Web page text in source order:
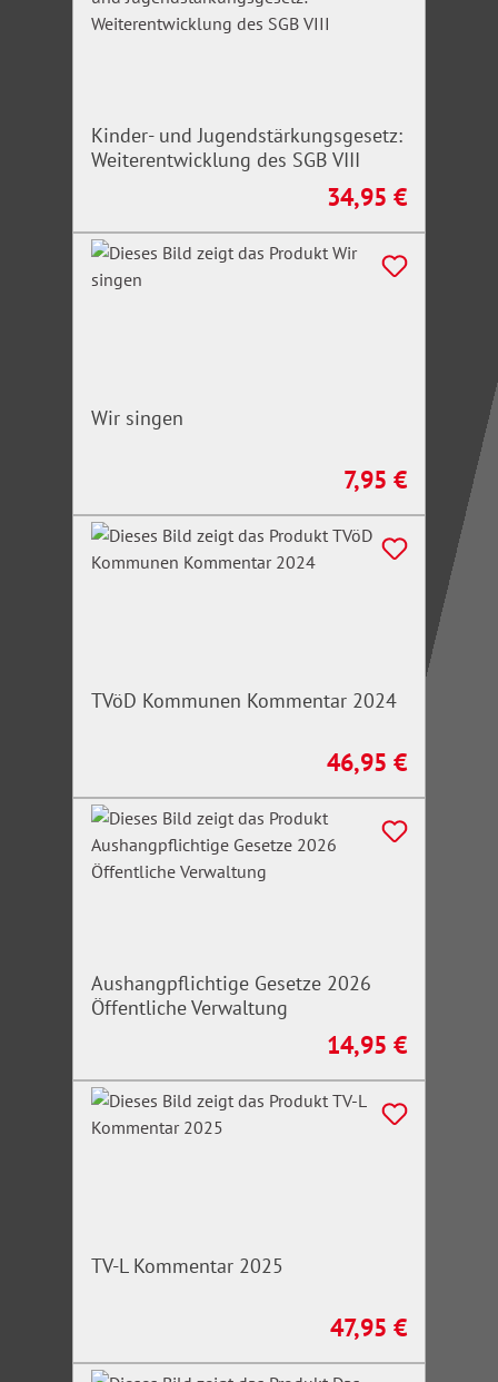
Kinder- und Jugendstärkungsgesetz:
Weiterentwicklung des SGB VIII
Regulärer Preis:
34,95 €
Wir singen
Regulärer Preis:
7,95 €
TVöD Kommunen Kommentar 2024
Regulärer Preis:
46,95 €
Aushangpflichtige Gesetze 2026
Öffentliche Verwaltung
Regulärer Preis:
14,95 €
TV-L Kommentar 2025
Regulärer Preis:
47,95 €